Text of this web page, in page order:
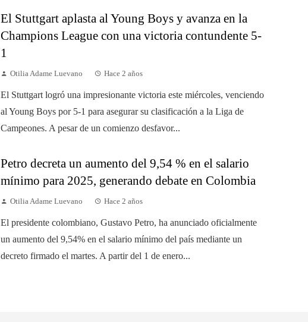
El Stuttgart aplasta al Young Boys y avanza en la
Champions League con una victoria contundente 5-
1
Otilia Adame Luevano Hace 2 años
El Stuttgart logró una impresionante victoria este miércoles, venciendo
al Young Boys por 5-1 para asegurar su clasificación a la Liga de
Campeones. A pesar de un comienzo desfavor...
Petro decreta un aumento del 9,54 % en el salario
mínimo para 2025, generando debate en Colombia
Otilia Adame Luevano Hace 2 años
El presidente colombiano, Gustavo Petro, ha anunciado oficialmente
un aumento del 9,54% en el salario mínimo del país mediante un
decreto firmado el martes. A partir del 1 de enero...